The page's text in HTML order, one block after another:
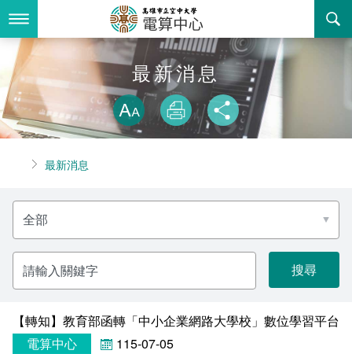
到
要
容
最新消息
關於我們
組織職掌
聯絡資訊
活動花絮
諮詢信箱
業務服務
法令規章
資訊相關法規
購置軟體版權
智慧財產權宣導
自由軟體清單
書表下載
回空大首頁
最新消息
放大
列印 分享
首頁最新消息
分
類
名
稱
請
輸
入
關
字【轉知】教育部函轉「中小企業網路大學校」數位學習平
電算中心
115-07-05